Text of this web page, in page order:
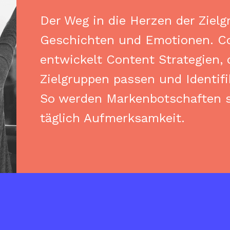
Der Weg in die Herzen der
Geschichten und Emotionen.
entwickelt Content Strategien,
Zielgruppen passen und
So werden Markenbotschaften
täglich Aufmerksamkeit.